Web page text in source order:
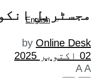
English
مجسٹریل
by Online Desk
02 اکتوبر 2025
A A